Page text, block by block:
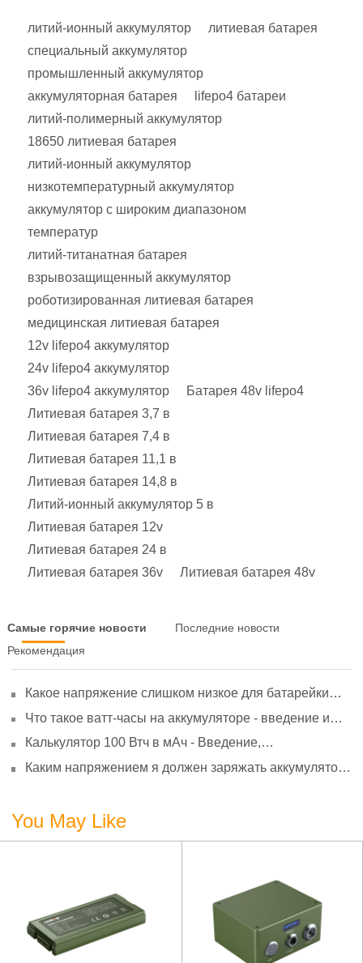
литий-ионный аккумулятор
литиевая батарея
специальный аккумулятор
промышленный аккумулятор
аккумуляторная батарея
lifepo4 батареи
литий-полимерный аккумулятор
18650 литиевая батарея
литий-ионный аккумулятор
низкотемпературный аккумулятор
аккумулятор с широким диапазоном
температур
литий-титанатная батарея
взрывозащищенный аккумулятор
роботизированная литиевая батарея
медицинская литиевая батарея
12v lifepo4 аккумулятор
24v lifepo4 аккумулятор
36v lifepo4 аккумулятор
Батарея 48v lifepo4
Литиевая батарея 3,7 в
Литиевая батарея 7,4 в
Литиевая батарея 11,1 в
Литиевая батарея 14,8 в
Литий-ионный аккумулятор 5 в
Литиевая батарея 12v
Литиевая батарея 24 в
Литиевая батарея 36v
Литиевая батарея 48v
Самые горячие новости
Последние новости
Рекомендация
Какое напряжение слишком низкое для батарейки
старение
Что такое ватт-часы на аккумуляторе - введение и
Калькулятор 100 Втч в мАч - Введение,
Каким напряжением я должен заряжать аккумулятор
You May Like